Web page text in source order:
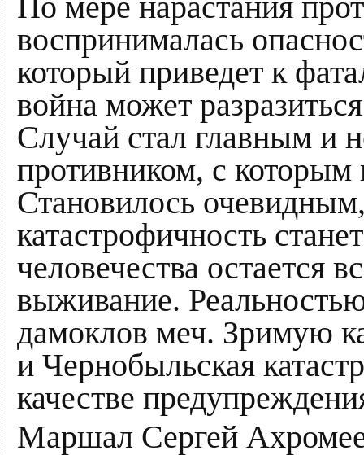
воспринималась
который приведет к
война может
Случай стал главным и
противником, с которым
Становилось
катастрофичность
человечества остается
выживание.
дамоклов меч. Зримую
и Чернобыльская
качестве
Маршал Сергей